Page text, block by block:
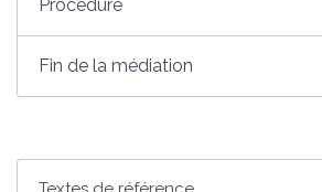
Procédure
Fin de la médiation